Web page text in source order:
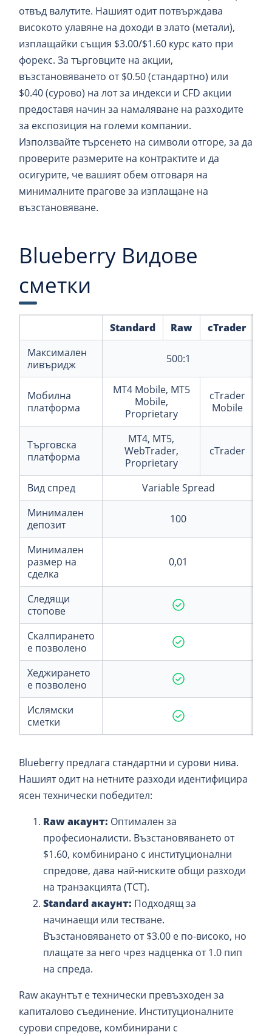
отвъд валутите. Нашият одит потвърждава
високото улавяне на доходи в злато (метали),
изплащайки същия $3.00/$1.60 курс като при
форекс. За търговците на акции,
възстановяването от $0.50 (стандартно) или
$0.40 (сурово) на лот за индекси и CFD акции
предоставя начин за намаляване на разходите
за експозиция на големи компании.
Използвайте търсенето на символи отгоре, за да
проверите размерите на контрактите и да
осигурите, че вашият обем отговаря на
минималните прагове за изплащане на
възстановяване.
Blueberry Видове
сметки
Standard Raw
cTrader
Максимален
ливъридж
500:1
Мобилна
платформа
MT4 Mobile, MT5
Mobile,
Proprietary
cTrader
Mobile
Търговска
платформа
MT4, MT5,
WebTrader,
Proprietary
cTrader
Вид спред
Variable Spread
Минимален
депозит
100
Минимален
размер на
сделка
0,01
Следящи
стопове
Скалпирането
е позволено
Хеджирането
е позволено
Ислямски
сметки
Blueberry предлага стандартни и сурови нива.
Нашият одит на нетните разходи идентифицира
ясен технически победител:
Raw акаунт: Оптимален за
професионалисти. Възстановяването от
$1.60, комбинирано с институционални
спредове, дава най-ниските общи разходи
на транзакцията (TCT).
Standard акаунт: Подходящ за
начинаещи или тестване.
Възстановяването от $3.00 е по-високо, но
плащате за него чрез надценка от 1.0 пип
на спреда.
Raw акаунтът е технически превъзходен за
капиталово съединение. Институционалните
сурови спредове, комбинирани с